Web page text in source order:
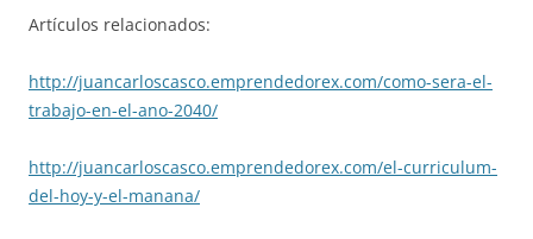
Artículos relacionados:
http://juancarloscasco.emprendedorex.com/como-sera-el-
trabajo-en-el-ano-2040/
http://juancarloscasco.emprendedorex.com/el-curriculum-
del-hoy-y-el-manana/